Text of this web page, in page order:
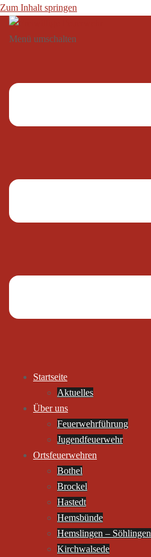
Zum Inhalt springen
Menü umschalten
Startseite
Aktuelles
Über uns
Feuerwehrführung
Jugendfeuerwehr
Ortsfeuerwehren
Bothel
Brockel
Hastedt
Hemsbünde
Hemslingen – Söhlingen
Kirchwalsede